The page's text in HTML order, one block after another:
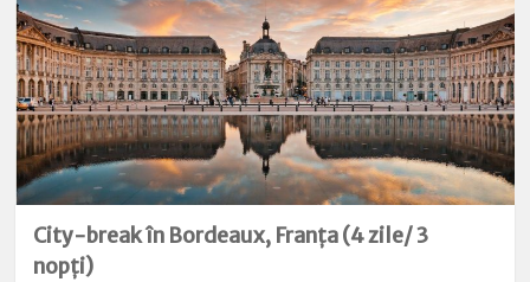
City-break în Bordeaux, Franța (4 zile/ 3
nopți)